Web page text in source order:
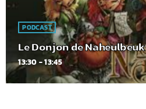
PODCAST
Le Donjon de Naheulbeuk
13:30 - 13:45